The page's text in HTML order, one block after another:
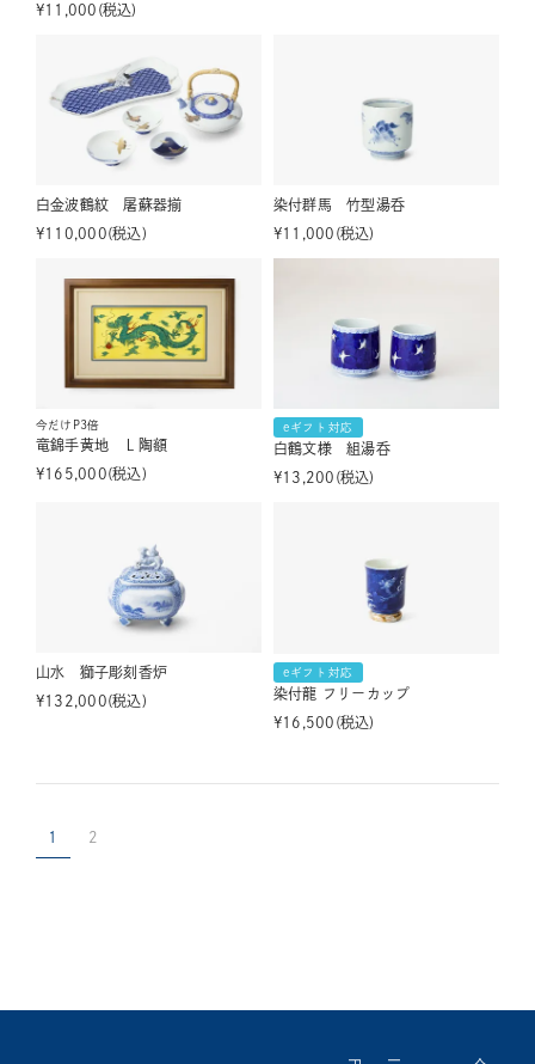
¥11,000 税込
白金波鶴紋 屠蘇器揃
¥110,000 税込
染付群馬 竹型湯呑
¥11,000 税込
今だけP3倍
竜錦手黄地 Ｌ陶額
¥165,000 税込
eギフト対応
白鶴文様 組湯呑
¥13,200 税込
山水 獅子彫刻香炉
¥132,000 税込
eギフト対応
染付龍 フリーカップ
¥16,500 税込
1 2